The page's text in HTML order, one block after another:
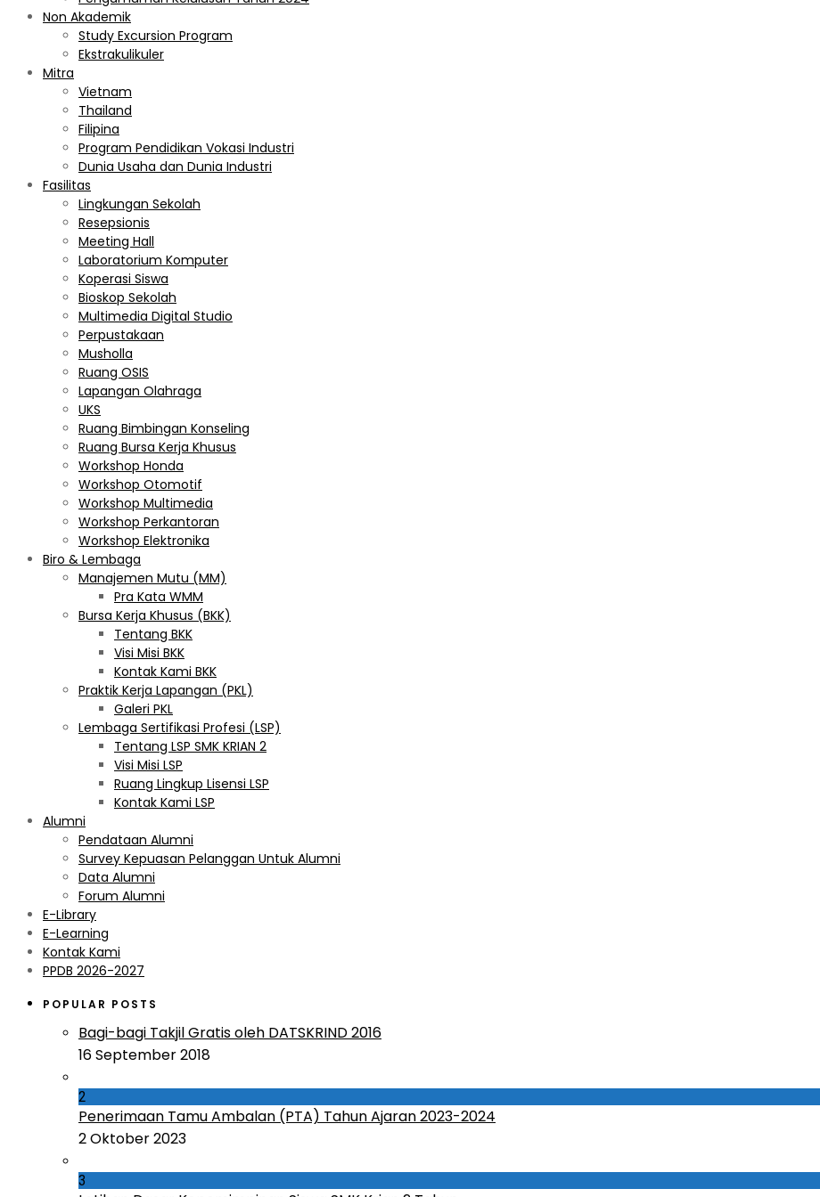
Non Akademik
Study Excursion Program
Ekstrakulikuler
Mitra
Vietnam
Thailand
Filipina
Program Pendidikan Vokasi Industri
Dunia Usaha dan Dunia Industri
Fasilitas
Lingkungan Sekolah
Resepsionis
Meeting Hall
Laboratorium Komputer
Koperasi Siswa
Bioskop Sekolah
Multimedia Digital Studio
Perpustakaan
Musholla
Ruang OSIS
Lapangan Olahraga
UKS
Ruang Bimbingan Konseling
Ruang Bursa Kerja Khusus
Workshop Honda
Workshop Otomotif
Workshop Multimedia
Workshop Perkantoran
Workshop Elektronika
Biro & Lembaga
Manajemen Mutu (MM)
Pra Kata WMM
Bursa Kerja Khusus (BKK)
Tentang BKK
Visi Misi BKK
Kontak Kami BKK
Praktik Kerja Lapangan (PKL)
Galeri PKL
Lembaga Sertifikasi Profesi (LSP)
Tentang LSP SMK KRIAN 2
Visi Misi LSP
Ruang Lingkup Lisensi LSP
Kontak Kami LSP
Alumni
Pendataan Alumni
Survey Kepuasan Pelanggan Untuk Alumni
Data Alumni
Forum Alumni
E-Library
E-Learning
Kontak Kami
PPDB 2026-2027
POPULAR POSTS
Bagi-bagi Takjil Gratis oleh DATSKRIND 2016
16 September 2018
2
Penerimaan Tamu Ambalan (PTA) Tahun Ajaran 2023-2024
2 Oktober 2023
3